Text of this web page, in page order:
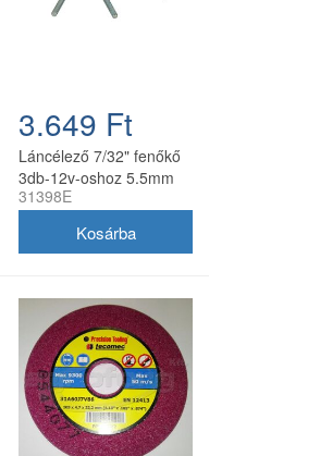
3.649 Ft
Láncélező 7/32" fenőkő
3db-12v-oshoz 5.5mm
31398E